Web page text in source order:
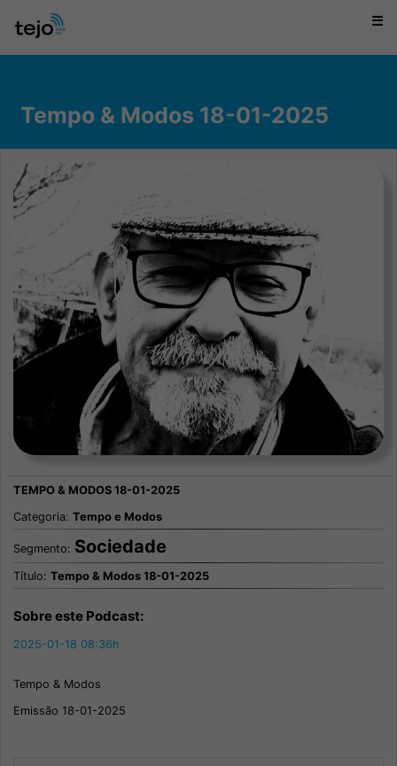
☰
Tempo & Modos 18-01-2025
Categoria: Tempo e Modos
Segmento: Sociedade
Título: Tempo & Modos 18-01-2025
Sobre este Podcast:
2025-01-18 08:36h
Tempo & Modos
Emissão 18-01-2025